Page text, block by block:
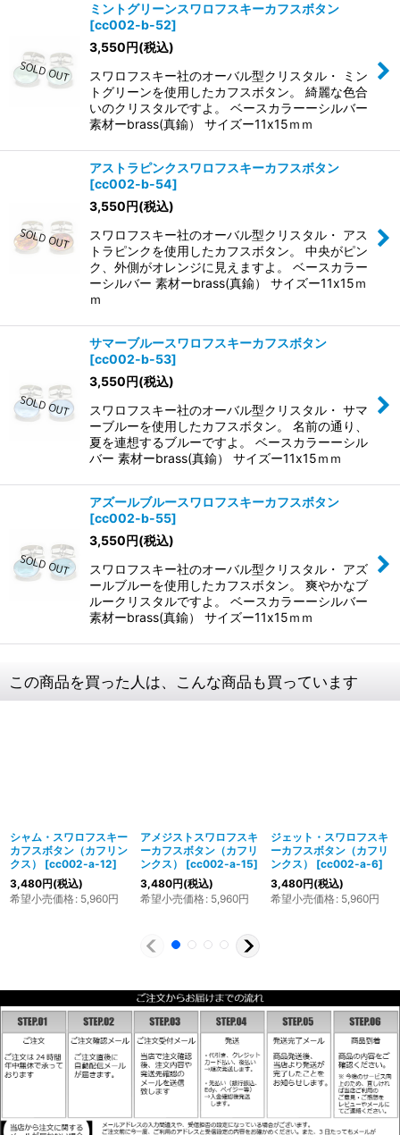
ミントグリーンスワロフスキーカフスボタン
[cc002-b-52]
3,550円(税込)
スワロフスキー社のオーバル型クリスタル・ ミン
トグリーンを使用したカフスボタン。 綺麗な色合
いのクリスタルですよ。 ベースカラーーシルバー
素材ーbrass(真鍮） サイズー11x15ｍｍ
アストラピンクスワロフスキーカフスボタン
[cc002-b-54]
3,550円(税込)
スワロフスキー社のオーバル型クリスタル・ アス
トラピンクを使用したカフスボタン。 中央がピン
ク、外側がオレンジに見えますよ。 ベースカラー
ーシルバー 素材ーbrass(真鍮） サイズー11x15ｍ
ｍ
サマーブルースワロフスキーカフスボタン
[cc002-b-53]
3,550円(税込)
スワロフスキー社のオーバル型クリスタル・ サマ
ーブルーを使用したカフスボタン。 名前の通り、
夏を連想するブルーですよ。 ベースカラーーシル
バー 素材ーbrass(真鍮） サイズー11x15ｍｍ
アズールブルースワロフスキーカフスボタン
[cc002-b-55]
3,550円(税込)
スワロフスキー社のオーバル型クリスタル・ アズ
ールブルーを使用したカフスボタン。 爽やかなブ
ルークリスタルですよ。 ベースカラーーシルバー
素材ーbrass(真鍮） サイズー11x15ｍｍ
この商品を買った人は、こんな商品も買っています
シャム・スワロフスキー
カフスボタン（カフリン
クス）
[cc002-a-12]
3,480円(税込)
希望小売価格: 5,960円
アメジストスワロフスキ
ーカフスボタン（カフリ
ンクス）
[cc002-a-15]
3,480円(税込)
希望小売価格: 5,960円
ジェット・スワロフスキ
ーカフスボタン（カフリ
ンクス）
[cc002-a-6]
3,480円(税込)
希望小売価格: 5,960円